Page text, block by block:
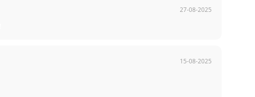
27-08-2025
15-08-2025